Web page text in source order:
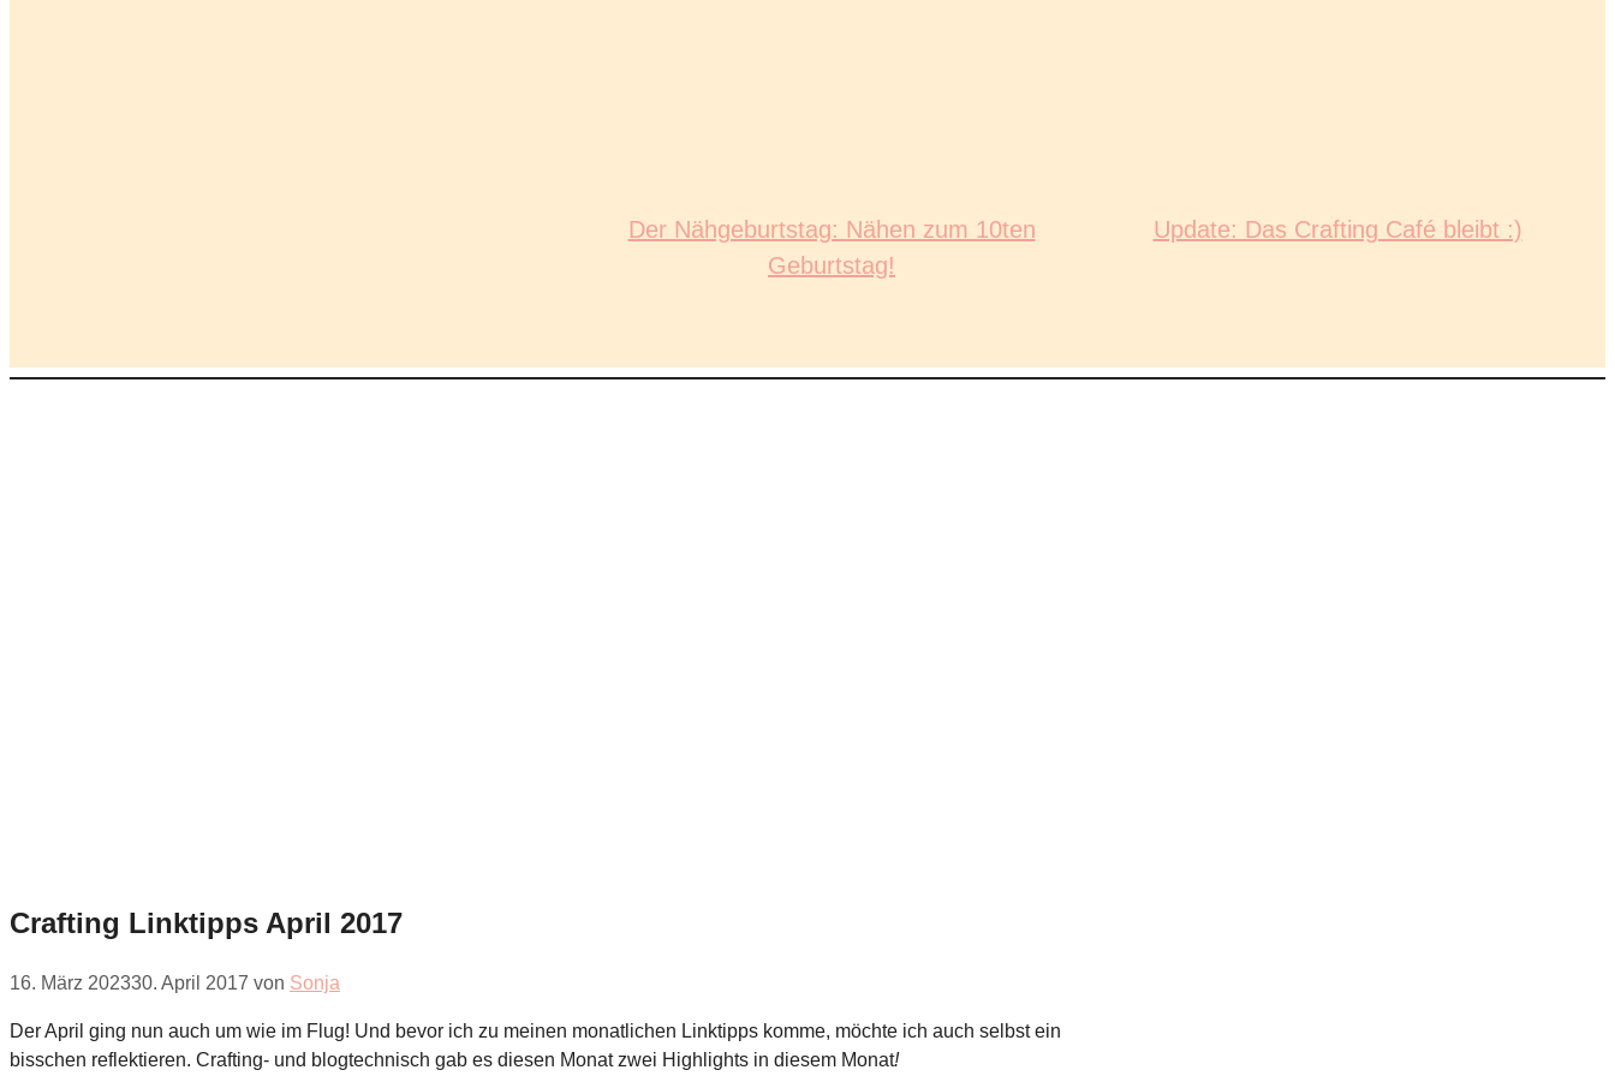
Der Nähgeburtstag: Nähen zum 10ten
Geburtstag!
Update: Das Crafting Café bleibt :)
Crafting Linktipps April 2017
16. März 202330. April 2017 von Sonja
Der April ging nun auch um wie im Flug! Und bevor ich zu meinen monatlichen Linktipps komme, möchte ich auch selbst ein
bisschen reflektieren. Crafting- und blogtechnisch gab es diesen Monat zwei Highlights in diesem Monat!